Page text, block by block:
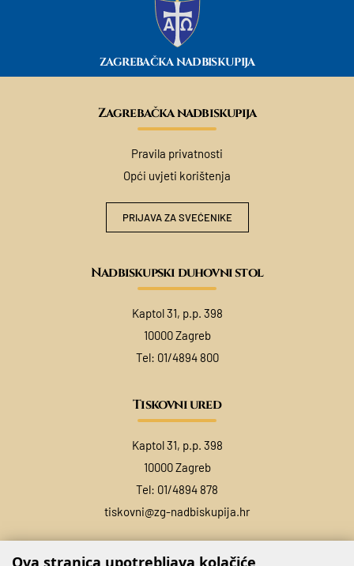
ZAGREBAČKA NADBISKUPIJA
Zagrebačka nadbiskupija
Pravila privatnosti
Opći uvjeti korištenja
PRIJAVA ZA SVEĆENIKE
Nadbiskupski duhovni stol
Kaptol 31, p.p. 398
10000 Zagreb
Tel: 01/4894 800
Tiskovni ured
Kaptol 31, p.p. 398
10000 Zagreb
Tel: 01/4894 878
tiskovni@zg-nadbiskupija.hr
Ova stranica upotrebljava kolačiće